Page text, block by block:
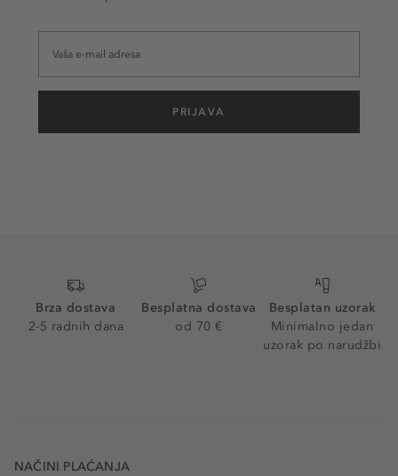
PRIJAVA
Brza dostava
2-5 radnih dana
Besplatna dostava
od 70 €
Besplatan uzorak
Minimalno jedan
uzorak po narudžbi
NAČINI PLAĆANJA